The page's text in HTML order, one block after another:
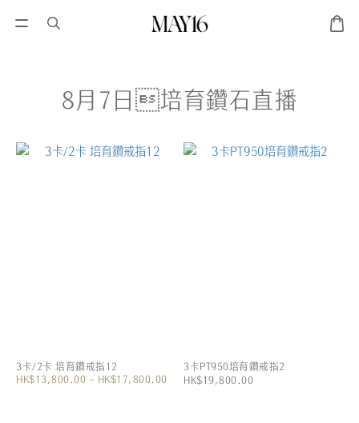
8月7日培育鑽石直播
3卡/2卡 培育鑽戒指12
HK$13,800.00 ~ HK$17,800.00
3卡PT950培育鑽戒指2
HK$19,800.00